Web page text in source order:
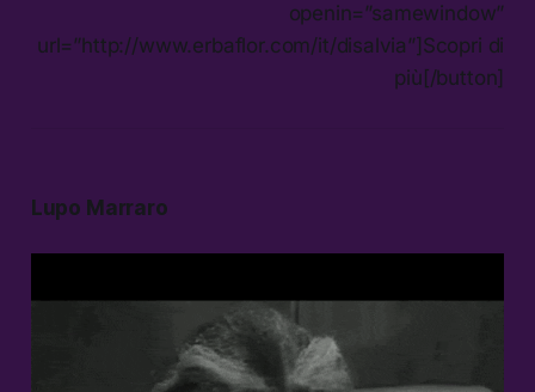
openin=”samewindow”
url=”http://www.erbaflor.com/it/disalvia”]Scopri di
più[/button]
Lupo Marraro